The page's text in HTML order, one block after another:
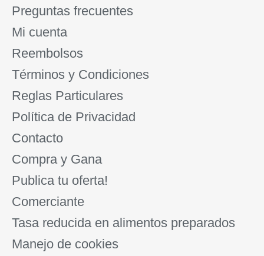
Preguntas frecuentes
Mi cuenta
Reembolsos
Términos y Condiciones
Reglas Particulares
Política de Privacidad
Contacto
Compra y Gana
Publica tu oferta!
Comerciante
Tasa reducida en alimentos preparados
Manejo de cookies